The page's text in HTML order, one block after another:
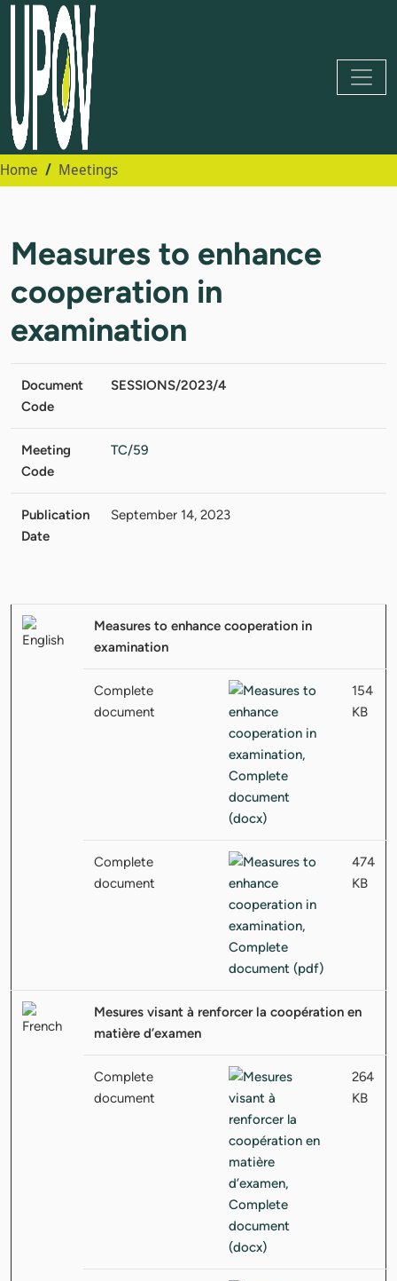
Home Meetings
Measures to enhance
cooperation in
examination
Document
Code
SESSIONS/2023/4
Meeting
Code
TC/59
Publication
Date
September 14, 2023
Measures to enhance cooperation in
examination
Complete
document
154
KB
Complete
document
474
KB
Mesures visant à renforcer la coopération en
matière d’examen
Complete
document
264
KB